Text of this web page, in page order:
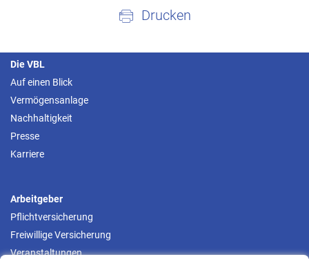
Drucken
Die VBL
Auf einen Blick
Vermögensanlage
Nachhaltigkeit
Presse
Karriere
Arbeitgeber
Pflichtversicherung
Freiwillige Versicherung
Veranstaltungen